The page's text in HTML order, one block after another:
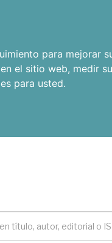
para mejorar
el sitio web, medir
para usted.